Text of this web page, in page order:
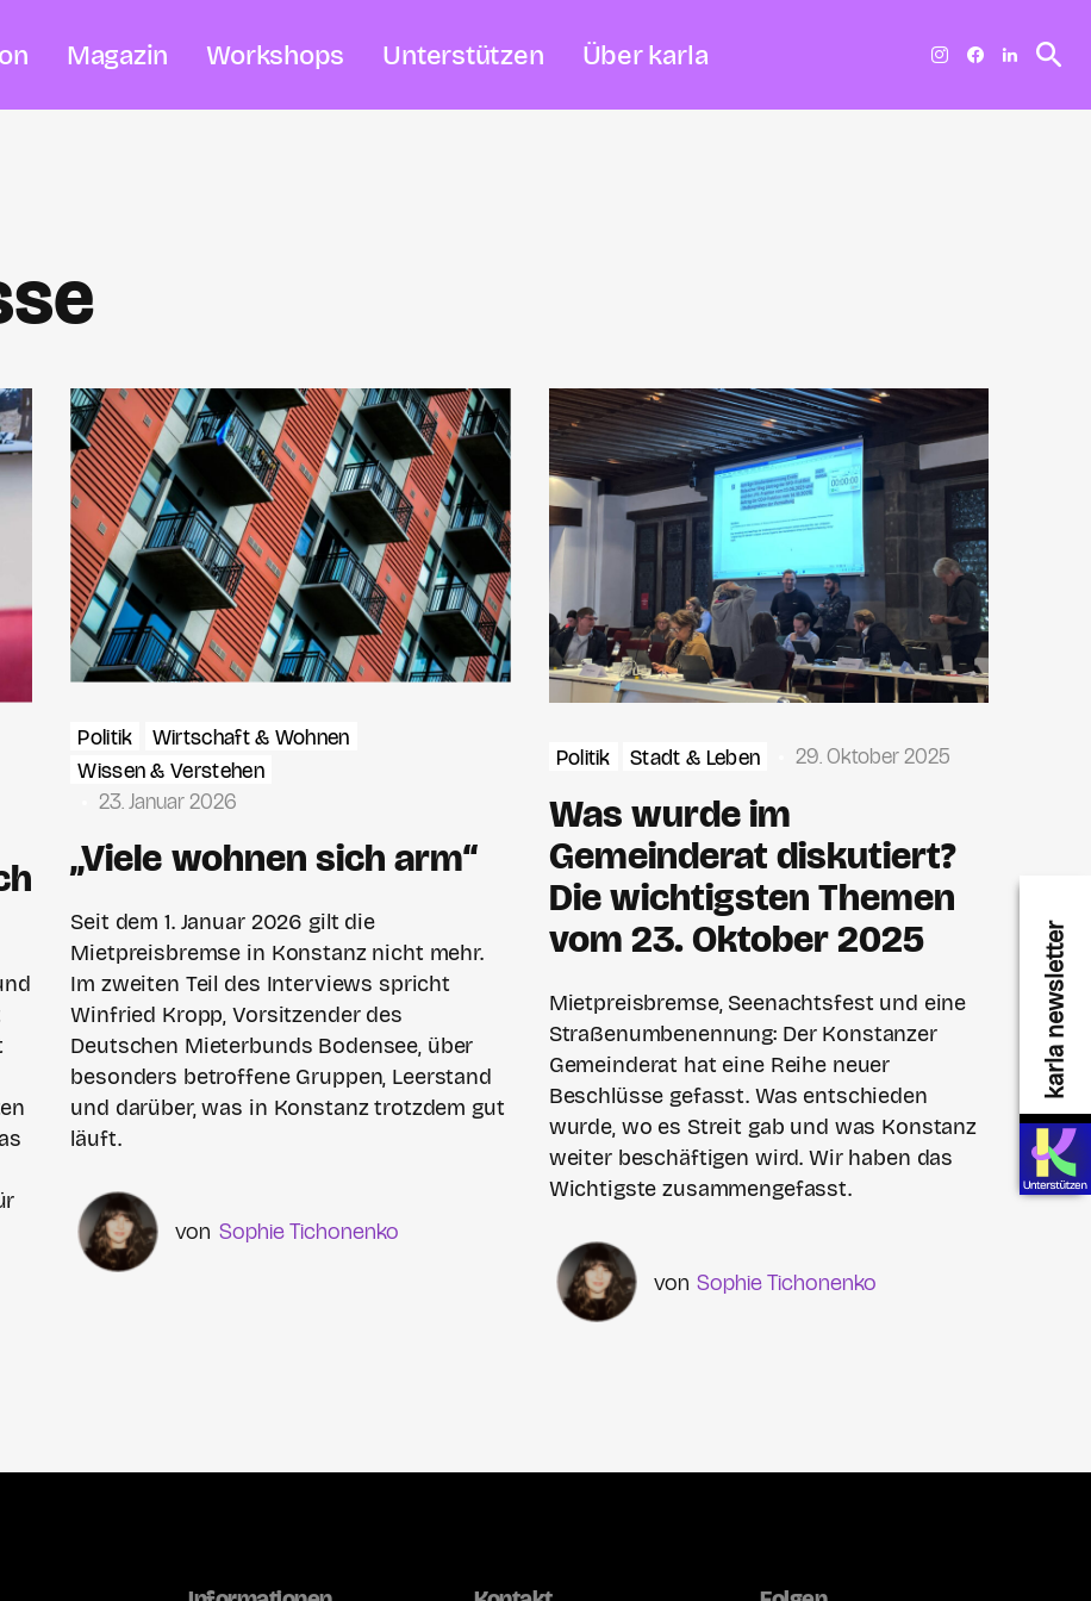
karla newsletter
Magazin Workshops Unterstützen Über karla
Politik
Wirtschaft & Wohnen
Wissen & Verstehen
23. Januar 2026
„Viele wohnen sich arm“
Seit dem 1. Januar 2026 gilt die
Mietpreisbremse in Konstanz nicht mehr.
Im zweiten Teil des Interviews spricht
Winfried Kropp, Vorsitzender des
Deutschen Mieterbunds Bodensee, über
besonders betroffene Gruppen, Leerstand
und darüber, was in Konstanz trotzdem gut
läuft.
Sophie Tichonenko
Politik Stadt & Leben 29. Oktober 2025
Was wurde im
Gemeinderat diskutiert?
Die wichtigsten Themen
vom 23. Oktober 2025
Mietpreisbremse, Seenachtsfest und eine
Straßenumbenennung: Der Konstanzer
Gemeinderat hat eine Reihe neuer
Beschlüsse gefasst. Was entschieden
wurde, wo es Streit gab und was Konstanz
weiter beschäftigen wird. Wir haben das
Wichtigste zusammengefasst.
Sophie Tichonenko